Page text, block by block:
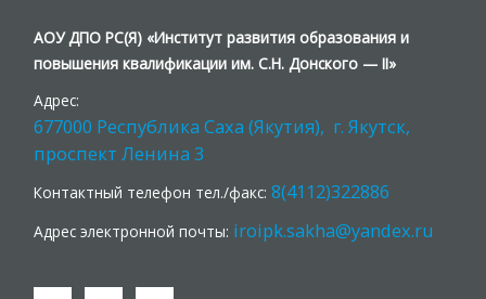
АОУ ДПО РС(Я) «Институт развития образования и
повышения квалификации им. С.Н. Донского — II»
Адрес:
677000 Республика Саха (Якутия), г. Якутск,
проспект Ленина 3
Контактный телефон тел./факс:8(4112)322886
Адрес электронной почты: iroipk.sakha@yandex.ru